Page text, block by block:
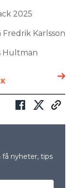
2025
Karlsson
Hultman
få nyheter, tips